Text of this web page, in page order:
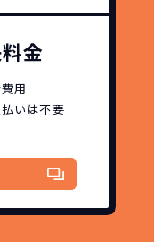
金
用
いは不要